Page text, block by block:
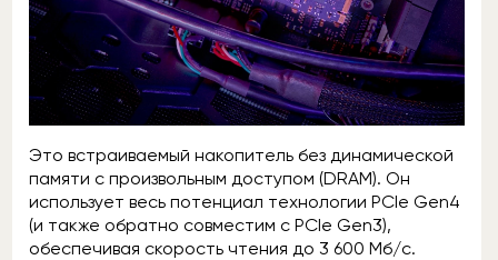
Это встраиваемый накопитель без динамической
памяти с произвольным доступом (DRAM). Он
использует весь потенциал технологии PCIe Gen4
(и также обратно совместим с PCIe Gen3),
обеспечивая скорость чтения до 3 600 Мб/с.